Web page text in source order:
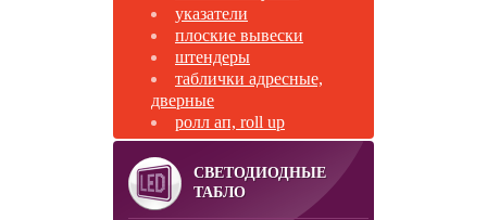
указатели
плоские вывески
штендеры
таблички адресные,
дверные
ролл ап, roll up
СВЕТОДИОДНЫЕ
ТАБЛО